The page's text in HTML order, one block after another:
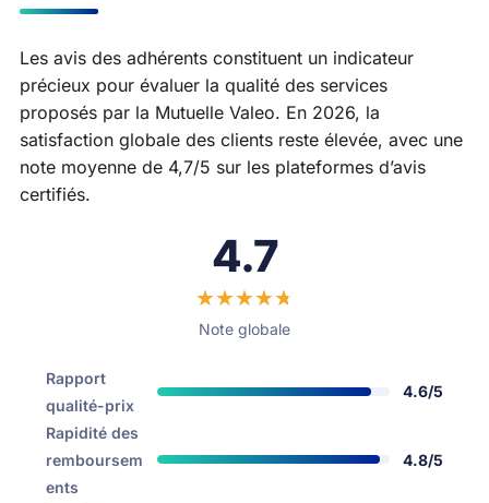
Les avis des adhérents constituent un indicateur
précieux pour évaluer la qualité des services
proposés par la Mutuelle Valeo. En 2026, la
satisfaction globale des clients reste élevée, avec une
note moyenne de 4,7/5 sur les plateformes d’avis
certifiés.
4.7
Note globale
Rapport
qualité-prix
4.6/5
Rapidité des
remboursem
ents
4.8/5